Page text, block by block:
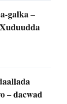
galka –
– dacwad